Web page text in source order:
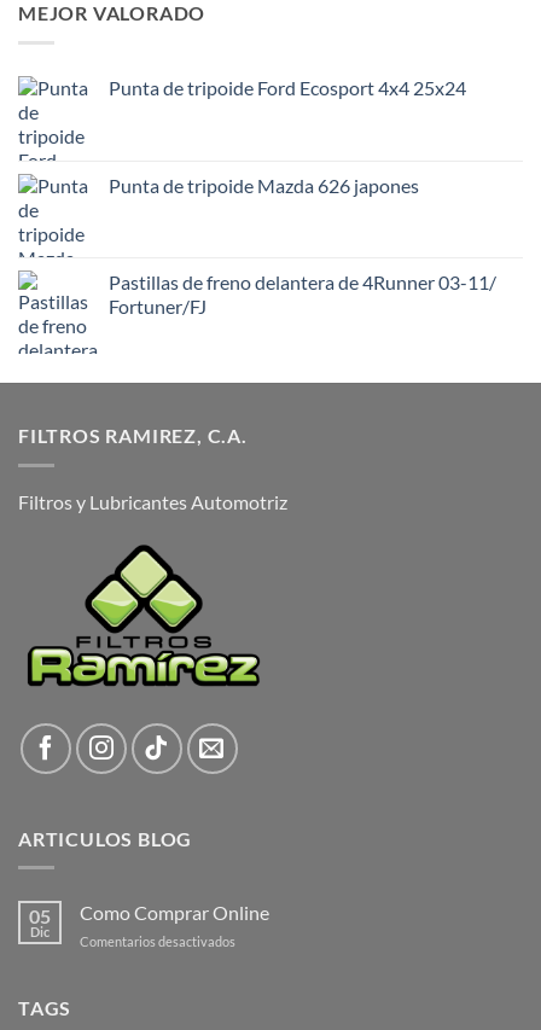
MEJOR VALORADO
Punta de tripoide Ford Ecosport 4x4 25x24
Punta de tripoide Mazda 626 japones
Pastillas de freno delantera de 4Runner 03-11/
Fortuner/FJ
FILTROS RAMIREZ, C.A.
Filtros y Lubricantes Automotriz
ARTICULOS BLOG
05
Dic
Como Comprar Online
Comentarios desactivados
TAGS